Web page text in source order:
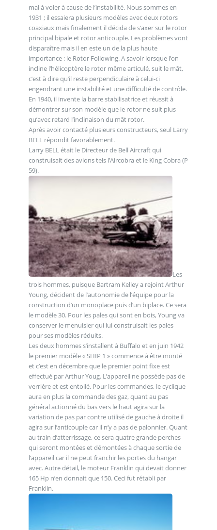
mal à voler à cause de l’instabilité. Nous sommes en
1931 ; il essaiera plusieurs modèles avec deux rotors
coaxiaux mais finalement il décida de s’axer sur le rotor
principal bipale et rotor anticouple. Les problèmes vont
disparaître mais il en este un de la plus haute
importance : le Rotor Following. A savoir lorsque l’on
incline l’hélicoptère le rotor même articulé, suit le mât,
c’est à dire qu’il reste perpendiculaire à celui-ci
engendrant une instabilité et une difficulté de contrôle.
En 1940, il invente la barre stabilisatrice et réussit à
démontrer sur son modèle que le rotor ne suit plus
qu’avec retard l’inclinaison du mât rotor.
Après avoir contacté plusieurs constructeurs, seul Larry
BELL répondit favorablement.
Larry BELL était le Directeur de Bell Aircraft qui
construisait des avions tels l’Aircobra et le King Cobra (P
59).
Les
trois hommes, puisque Bartram Kelley a rejoint Arthur
Young, décident de l’autonomie de l’équipe pour la
construction d’un monoplace puis d’un biplace. Ce sera
le modèle 30. Pour les pales qui sont en bois, Young va
conserver le menuisier qui lui construisait les pales
pour ses modèles réduits.
Les deux hommes s’installent à Buffalo et en juin 1942
le premier modèle « SHIP 1 » commence à être monté
et c’est en décembre que le premier point fixe est
effectué par Arthur Youg. L’appareil ne possède pas de
verrière et est entoilé. Pour les commandes, le cyclique
aura en plus la commande des gaz, quant au pas
général actionné du bas vers le haut agira sur la
variation de pas par contre utilisé de gauche à droite il
agira sur l’anticouple car il n’y a pas de palonnier. Quant
au train d’atterrissage, ce sera quatre grande perches
qui seront montées et démontées à chaque sortie de
l’appareil car il ne peut franchir les portes du hangar
avec. Autre détail, le moteur Franklin qui devait donner
165 Hp n’en donnait que 150. Ceci fut rétabli par
Franklin.